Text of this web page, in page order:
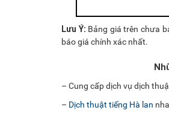
Lưu Ý: Bảng giá trên chưa
báo giá chính xác nhất.
– Cung cấp dịch vụ dịch
– Dịch thuật tiếng Hà lan